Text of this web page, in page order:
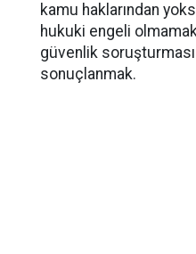
kamu haklarından
hukuki engeli
güvenlik
sonuçlanmak.